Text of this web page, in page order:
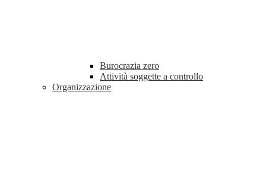
Burocrazia zero
Attività soggette a controllo
Organizzazione